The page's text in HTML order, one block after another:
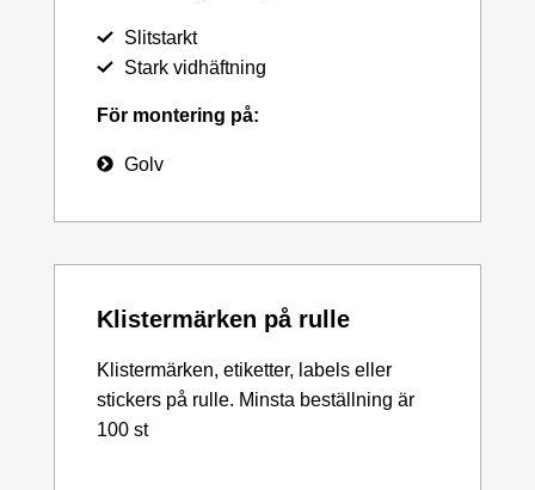
Slitstarkt
Stark vidhäftning
För montering på:
Golv
Klistermärken på rulle
Klistermärken, etiketter, labels eller
stickers på rulle. Minsta beställning är
100 st